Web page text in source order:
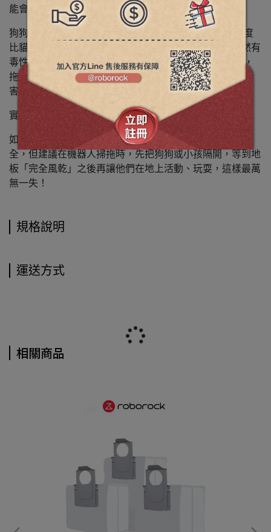
能會造成慢性中毒、肝腎負擔或過敏。
狗狗家庭（相對安全，但需注意）： 狗狗對精油的耐受度
比貓咪高一些，但「高濃度」的茶樹和尤加利對狗狗依然有
毒性。不過，因為這款清潔劑會經過 1:50 的高比例稀釋，
拖完地後殘留的濃度極低，通常對狗狗不至於造成急性危
害。
實用建議
如果您家裡養狗或有小孩： 雖然經過高比例稀釋後相對安
全，但建議在機器人掃拖時，先把狗狗或小孩隔開，等到地
板「完全風乾」之後再讓他們在地上活動、玩耍，這樣最萬
無一失！
規格說明
運送方式
相關商品